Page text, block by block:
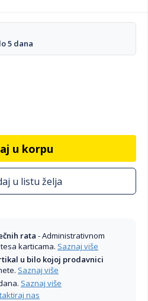
5 dana
u korpu
u listu želja
rata - Administrativnom
karticama. Saznaj više
u bilo kojoj prodavnici
Saznaj više
Saznaj više
nas